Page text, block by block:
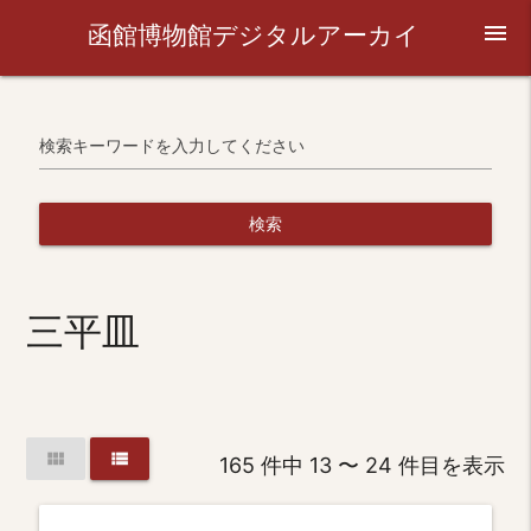
函館博物館デジタルアーカイ
menu
検索キーワードを入力してください
検索
三平皿
view_module view_list 165 件中 13 〜 24 件目を表示